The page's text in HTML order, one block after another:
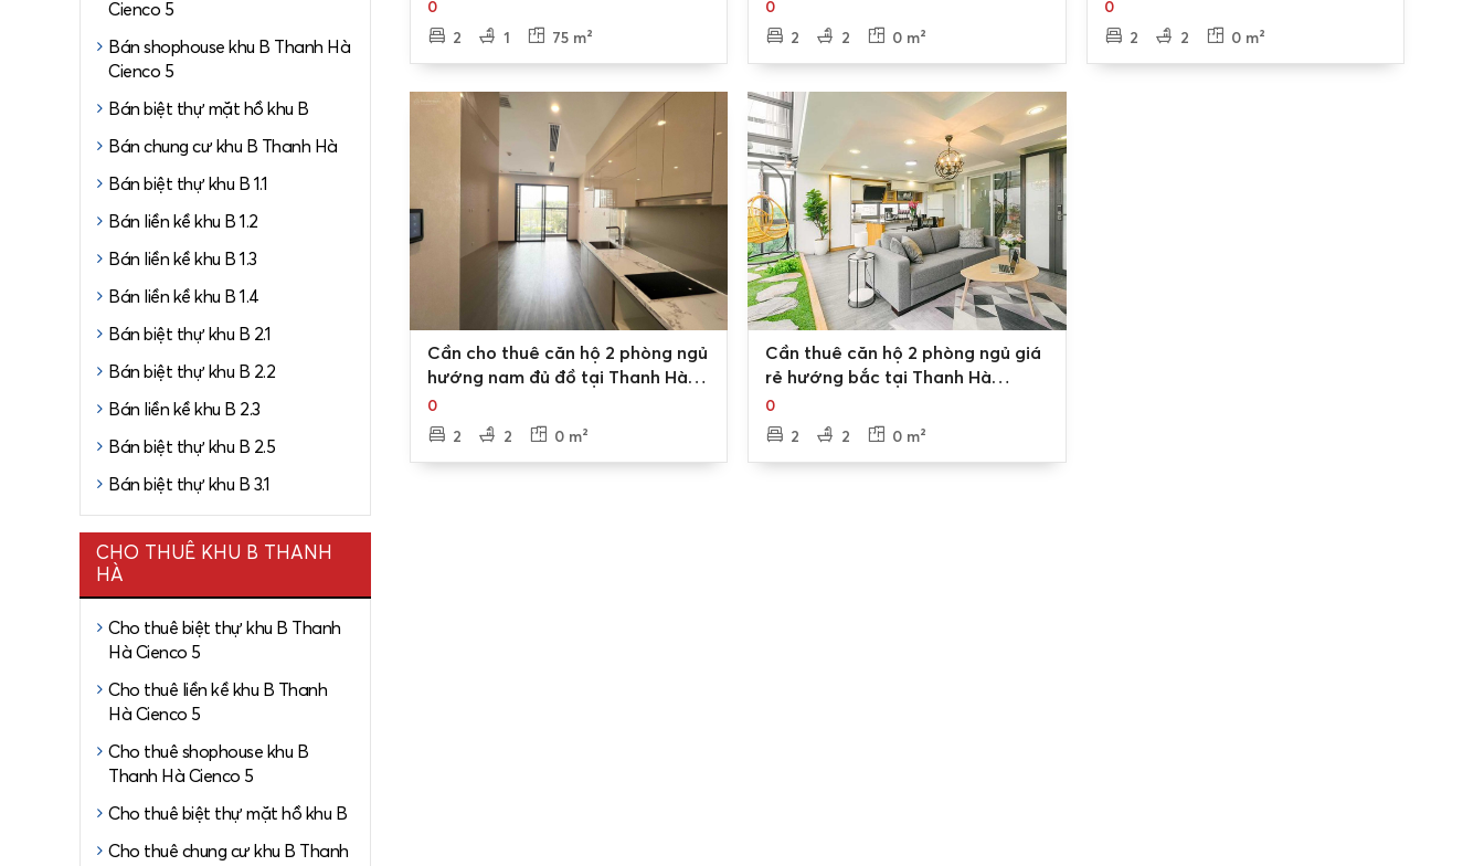
Cienco 5
Bán shophouse khu B Thanh Hà
Cienco 5
Bán biệt thự mặt hồ khu B
Bán chung cư khu B Thanh Hà
Bán biệt thự khu B 1.1
Bán liền kề khu B 1.2
Bán liền kề khu B 1.3
Bán liền kề khu B 1.4
Bán biệt thự khu B 2.1
Bán biệt thự khu B 2.2
Bán liền kề khu B 2.3
Bán biệt thự khu B 2.5
Bán biệt thự khu B 3.1
CHO THUÊ KHU B THANH
HÀ
Cho thuê biệt thự khu B Thanh
Hà Cienco 5
Cho thuê liền kề khu B Thanh
Hà Cienco 5
Cho thuê shophouse khu B
Thanh Hà Cienco 5
Cho thuê biệt thự mặt hồ khu B
Cho thuê chung cư khu B Thanh
0
2
1 75 m²
0
2
2 0 m²
0
2
2 0 m²
Cần cho thuê căn hộ 2 phòng ngủ
hướng nam đủ đồ tại Thanh Hà
Cienco 5
0
2
2 0 m²
Cần thuê căn hộ 2 phòng ngủ giá
rẻ hướng bắc tại Thanh Hà
Cienco 5
0
2
2 0 m²